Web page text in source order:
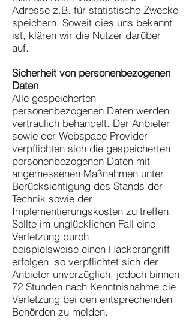
Adresse z.B. für statistische Zwecke
speichern. Soweit dies uns bekannt
ist, klären wir die Nutzer darüber
auf.
Sicherheit von personenbezogenen
Daten
Alle gespeicherten
personenbezogenen Daten werden
vertraulich behandelt. Der Anbieter
sowie der Webspace Provider
verpflichten sich die gespeicherten
personenbezogenen Daten mit
angemessenen Maßnahmen unter
Berücksichtigung des Stands der
Technik sowie der
Implementierungskosten zu treffen.
Sollte im unglücklichen Fall eine
Verletzung durch
beispielsweise einen Hackerangriff
erfolgen, so verpflichtet sich der
Anbieter unverzüglich, jedoch binnen
72 Stunden nach Kenntnisnahme die
Verletzung bei den entsprechenden
Behörden zu melden.